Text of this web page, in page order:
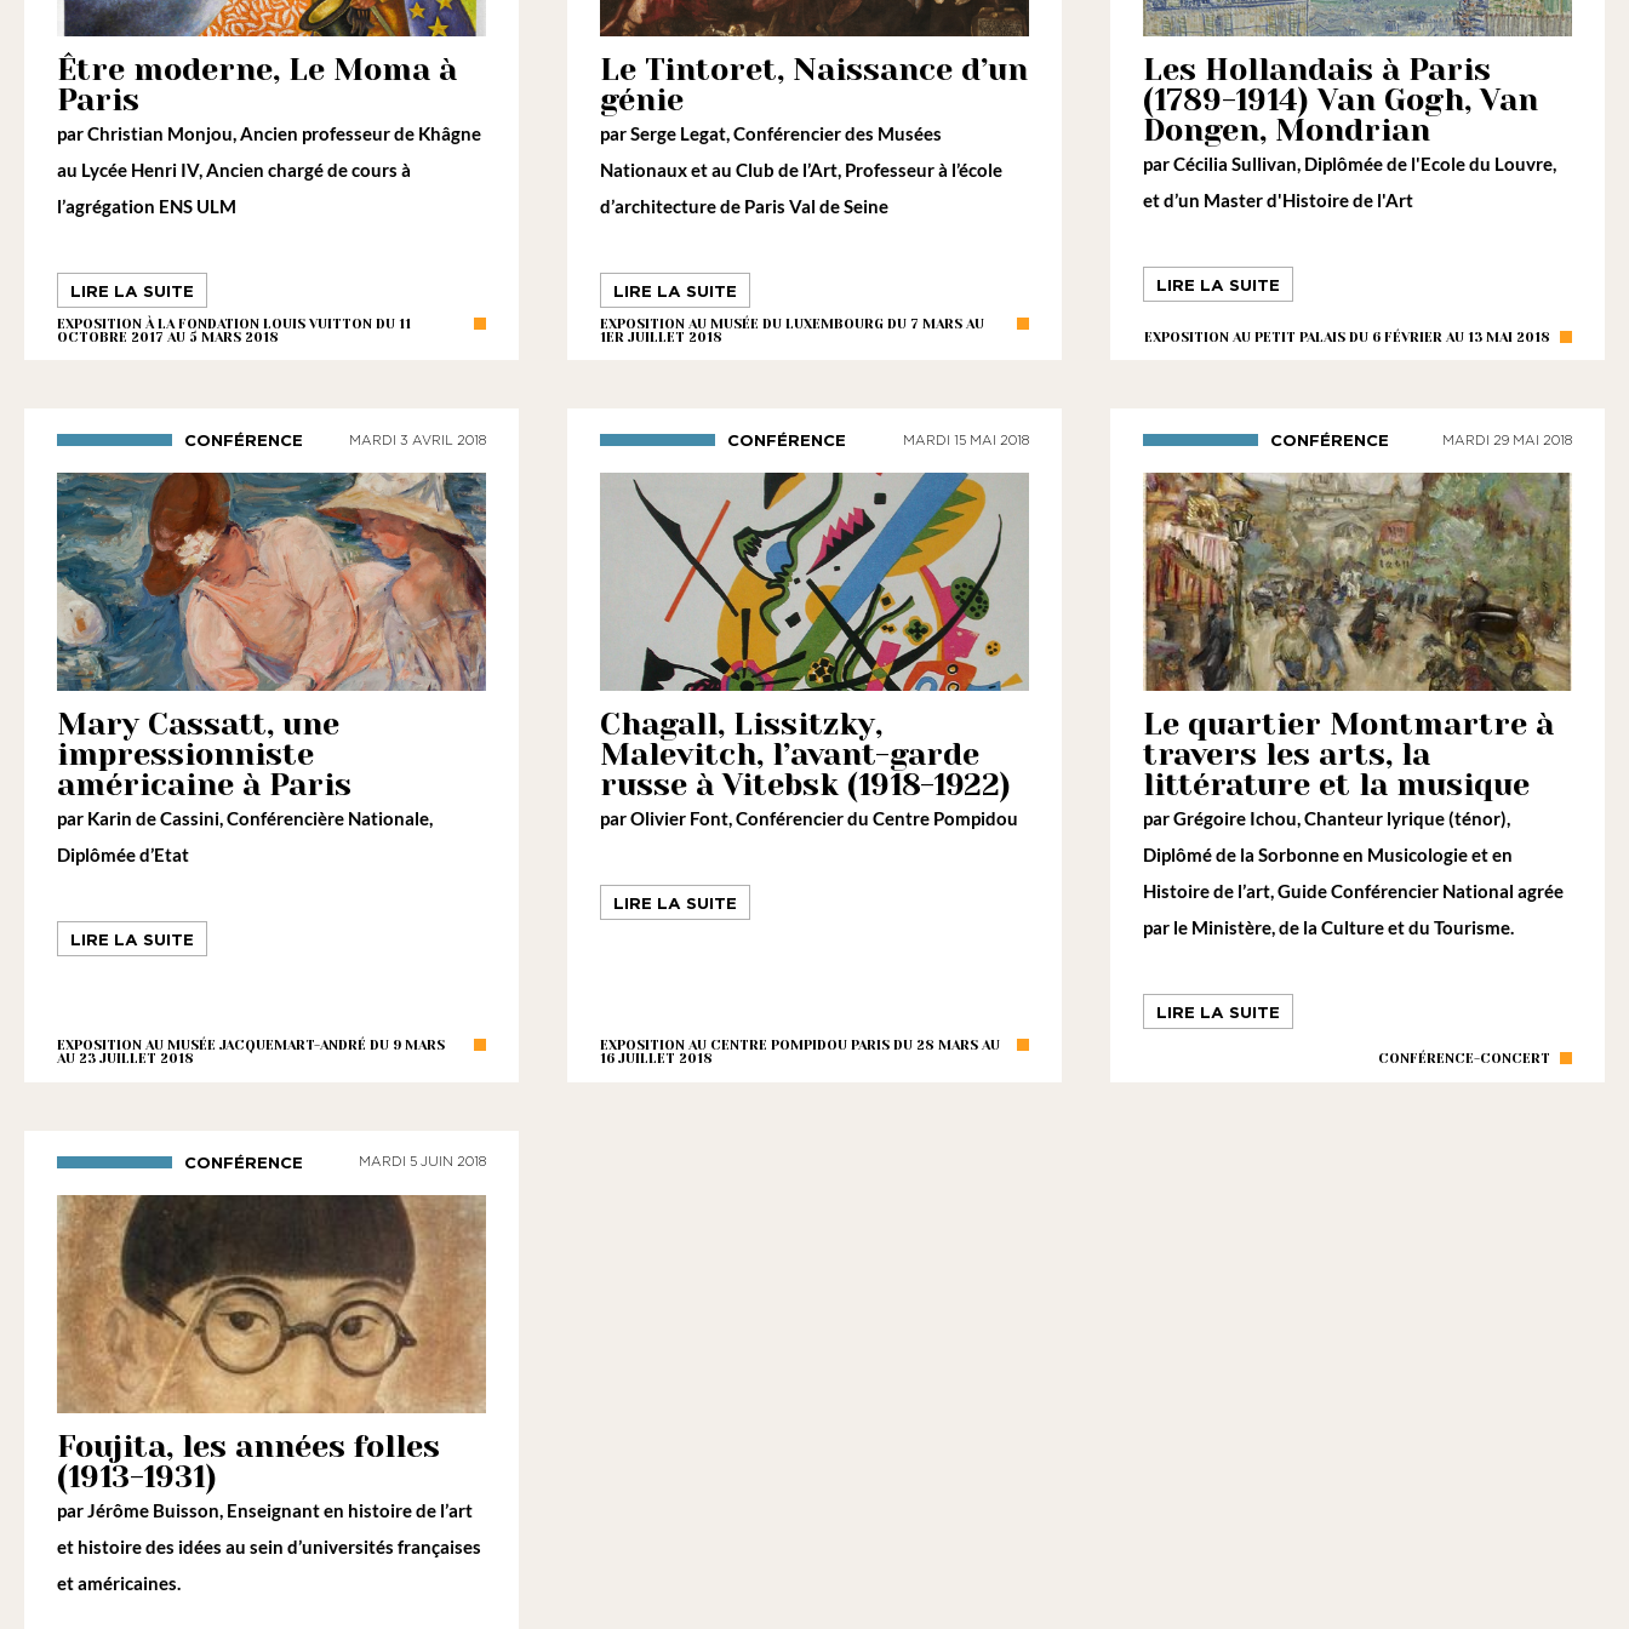
une
culturelle.
Être moderne, Le Moma à
Paris
parChristian Monjou, Ancien professeur de Khâgne
au Lycée Henri IV, Ancien chargé de cours à
l’agrégation ENS ULM
LIRE LA SUITE
EXPOSITION À LA FONDATION LOUIS VUITTON DU 11
OCTOBRE 2017 AU 5 MARS 2018
Le Tintoret, Naissance d’un
génie
parSerge Legat, Conférencier des Musées
Nationaux et au Club de l’Art, Professeur à l’école
d’architecture de Paris Val de Seine
LIRE LA SUITE
EXPOSITION AU MUSÉE DU LUXEMBOURG DU 7 MARS AU
1ER JUILLET 2018
Les Hollandais à Paris
(1789-1914) Van Gogh, Van
Dongen, Mondrian
parCécilia Sullivan, Diplômée de l'Ecole du Louvre,
et d’un Master d'Histoire de l'Art
LIRE LA SUITE
EXPOSITION AU PETIT PALAIS DU 6 FÉVRIER AU 13 MAI 2018
CONFÉRENCE MARDI 3 AVRIL 2018
Mary Cassatt, une
impressionniste
américaine à Paris
par Karin de Cassini, Conférencière Nationale,
Diplômée d’Etat
LIRE LA SUITE
EXPOSITION AU MUSÉE JACQUEMART-ANDRÉ DU 9 MARS
AU 23 JUILLET 2018
CONFÉRENCE MARDI 15 MAI 2018
Chagall, Lissitzky,
Malevitch, l’avant-garde
russe à Vitebsk (1918-1922)
parOlivier Font, Conférencier du Centre Pompidou
LIRE LA SUITE
EXPOSITION AU CENTRE POMPIDOU PARIS DU 28 MARS AU
16 JUILLET 2018
CONFÉRENCE MARDI 29 MAI 2018
Le quartier Montmartre à
travers les arts, la
littérature et la musique
parGrégoire Ichou, Chanteur lyrique (ténor),
Diplômé de la Sorbonne en Musicologie et en
Histoire de l’art, Guide Conférencier National agrée
par le Ministère, de la Culture et du Tourisme.
LIRE LA SUITE
CONFÉRENCE-CONCERT
CONFÉRENCE MARDI 5 JUIN 2018
Foujita, les années folles
(1913-1931)
parJérôme Buisson, Enseignant en histoire de l’art
et histoire des idées au sein d’universités françaises
et américaines.